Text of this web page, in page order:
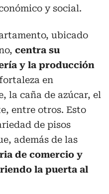
y social.
ubicado
centra su
y la producción
en
la caña de azúcar, el
entre otros. Esto
de pisos
además de las
de comercio y
la puerta al